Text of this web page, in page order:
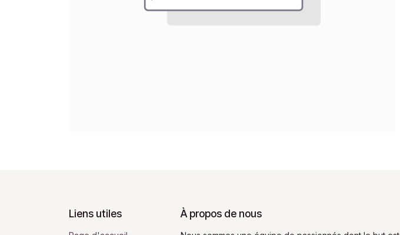
Liens utiles À propos de nous